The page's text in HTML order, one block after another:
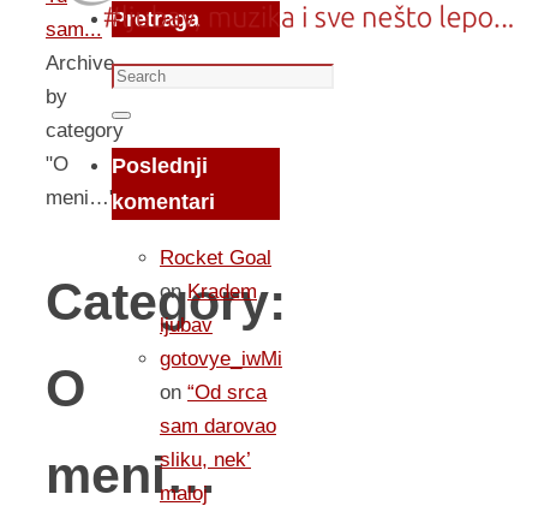
sam...
Archive
by
category
"O
meni…"
Category:
O
meni…
Pretraga
Search
for:
Search
Poslednji
komentari
Rocket Goal
onKradem
ljubav
gotovye_iwMi
on “Od srca
sam darovao
sliku, nek’
maloj